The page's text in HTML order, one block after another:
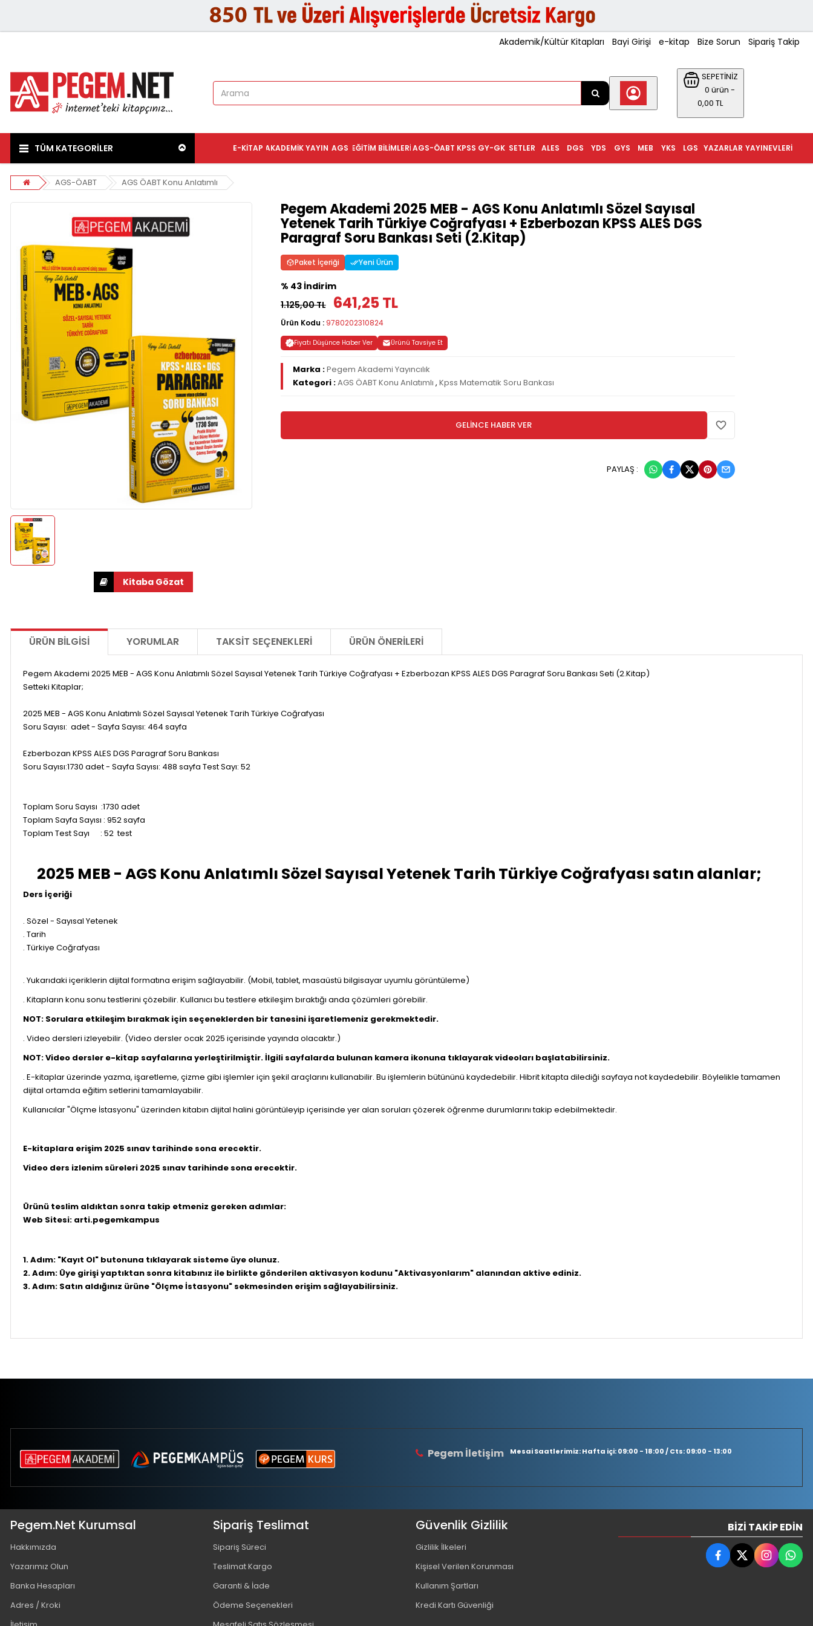
Akademik/Kültür Kitapları Bayi Girişi e-kitap Bize Sorun Sipariş Takip
SEPETİNİZ
0 ürün -
0,00 TL
TÜM KATEGORİLER YAYINEVLERI
YAZARLAR
LGS
YKS
MEB
GYS
YDS
DGS
ALES
SETLER
KPSS GY-GK
AGS-ÖABT
EĞITIM BILIMLERI
AGS
AKADEMIK YAYIN
E-KITAP
AGS-ÖABT AGS ÖABT Konu Anlatımlı
Pegem Akademi 2025 MEB - AGS Konu Anlatımlı Sözel Sayısal
Yetenek Tarih Türkiye Coğrafyası + Ezberbozan KPSS ALES DGS
Paragraf Soru Bankası Seti (2.Kitap)
Paket İçeriği Yeni Ürün
% 43 İndirim
1.125,00 TL
641,25 TL
Ürün Kodu : 9780202310824
Fiyatı Düşünce Haber Ver Ürünü Tavsiye Et
Marka :Pegem Akademi Yayıncılık
Kategori :AGS ÖABT Konu Anlatımlı , Kpss Matematik Soru Bankası
GELİNCE HABER VER
PAYLAŞ :
ÜRÜN BILGISI YORUMLAR TAKSIT SEÇENEKLERI ÜRÜN ÖNERILERI
Pegem Akademi 2025 MEB - AGS Konu Anlatımlı Sözel Sayısal Yetenek Tarih Türkiye Coğrafyası + Ezberbozan KPSS ALES DGS Paragraf Soru Bankası Seti (2.Kitap)
Setteki Kitaplar;
2025 MEB - AGS Konu Anlatımlı Sözel Sayısal Yetenek Tarih Türkiye Coğrafyası
Soru Sayısı: adet - Sayfa Sayısı: 464 sayfa
Ezberbozan KPSS ALES DGS Paragraf Soru Bankası
Soru Sayısı:1730 adet - Sayfa Sayısı: 488 sayfa Test Sayı: 52
Toplam Soru Sayısı :1730 adet
Toplam Sayfa Sayısı : 952 sayfa
Toplam Test Sayı : 52 test
2025 MEB - AGS Konu Anlatımlı Sözel Sayısal Yetenek Tarih Türkiye Coğrafyasısatın alanlar;
Ders İçeriği
. Sözel - Sayısal Yetenek
. Tarih
. Türkiye Coğrafyası
. Yukarıdaki içeriklerin dijital formatına erişim sağlayabilir. (Mobil, tablet, masaüstü bilgisayar uyumlu görüntüleme)
. Kitapların konu sonu testlerini çözebilir. Kullanıcı bu testlere etkileşim bıraktığı anda çözümleri görebilir.
NOT: Sorulara etkileşim bırakmak için seçeneklerden bir tanesini işaretlemeniz gerekmektedir.
. Video dersleri izleyebilir. (Video dersler ocak 2025 içerisinde yayında olacaktır.)
NOT: Video dersler e-kitap sayfalarına yerleştirilmiştir. İlgili sayfalarda bulunan kamera ikonuna tıklayarak videoları başlatabilirsiniz.
. E-kitaplar üzerinde yazma, işaretleme, çizme gibi işlemler için şekil araçlarını kullanabilir. Bu işlemlerin bütününü kaydedebilir. Hibrit kitapta dilediği sayfaya not kaydedebilir. Böylelikle tamamen
dijital ortamda eğitim setlerini tamamlayabilir.
Kullanıcılar "Ölçme İstasyonu" üzerinden kitabın dijital halini görüntüleyip içerisinde yer alan soruları çözerek öğrenme durumlarını takip edebilmektedir.
E-kitaplara erişim 2025 sınav tarihinde sona erecektir.
Video ders izlenim süreleri 2025 sınav tarihinde sona erecektir.
Ürünü teslim aldıktan sonra takip etmeniz gereken adımlar:
Web Sitesi: arti.pegemkampus
1. Adım: "Kayıt Ol" butonuna tıklayarak sisteme üye olunuz.
2. Adım: Üye girişi yaptıktan sonra kitabınız ile birlikte gönderilen aktivasyon kodunu "Aktivasyonlarım" alanından aktive ediniz.
3. Adım: Satın aldığınız ürüne "Ölçme İstasyonu" sekmesinden erişim sağlayabilirsiniz.
Pegem İletişim Mesai Saatlerimiz: Hafta içi: 09:00 - 18:00 / Cts: 09:00 - 13:00
Pegem.Net Kurumsal
Hakkımızda
Yazarımız Olun
Banka Hesapları
Adres / Kroki
Sipariş Teslimat
Sipariş Süreci
Teslimat Kargo
Garanti & İade
Ödeme Seçenekleri
Güvenlik Gizlilik
Gizlilik İlkeleri
Kişisel Verilen Korunması
Kullanım Şartları
Kredi Kartı Güvenliği
BIZI TAKIP EDIN